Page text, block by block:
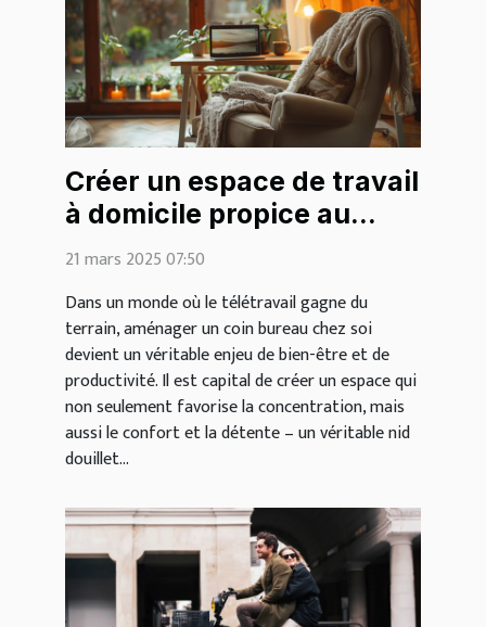
Créer un espace de travail
à domicile propice au
cocooning
21 mars 2025 07:50
Dans un monde où le télétravail gagne du
terrain, aménager un coin bureau chez soi
devient un véritable enjeu de bien-être et de
productivité. Il est capital de créer un espace qui
non seulement favorise la concentration, mais
aussi le confort et la détente – un véritable nid
douillet...